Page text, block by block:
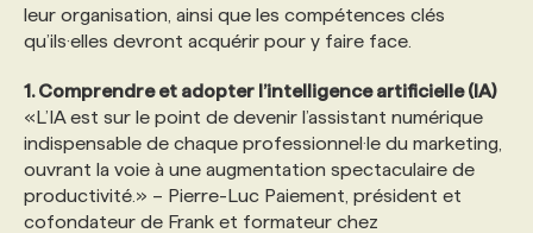
NOS AUTEUR‧RICES
NOS TARIFS
PROGRAMMES DE SUBVENTIONS
ANNONCEZ AVEC NOUS
leur organisation, ainsi que les compétences clés
qu’ils·elles devront acquérir pour y faire face.
1. Comprendre et adopter l’intelligence artificielle (IA)
«L’IA est sur le point de devenir l’assistant numérique
indispensable de chaque professionnel·le du marketing,
ouvrant la voie à une augmentation spectaculaire de
productivité.» – Pierre-Luc Paiement, président et
cofondateur de Frank et formateur chez